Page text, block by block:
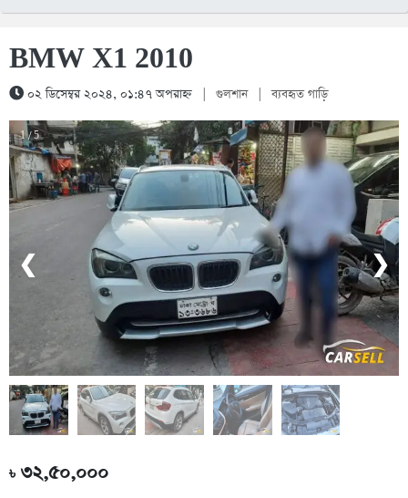
BMW X1 2010
০২ ডিসেম্বর ২০২৪, ০১:৪৭ অপরাহ্ন গুলশান ব্যবহৃত গাড়ি
1 / 5
❮ ❯
৳৩২,৫০,০০০